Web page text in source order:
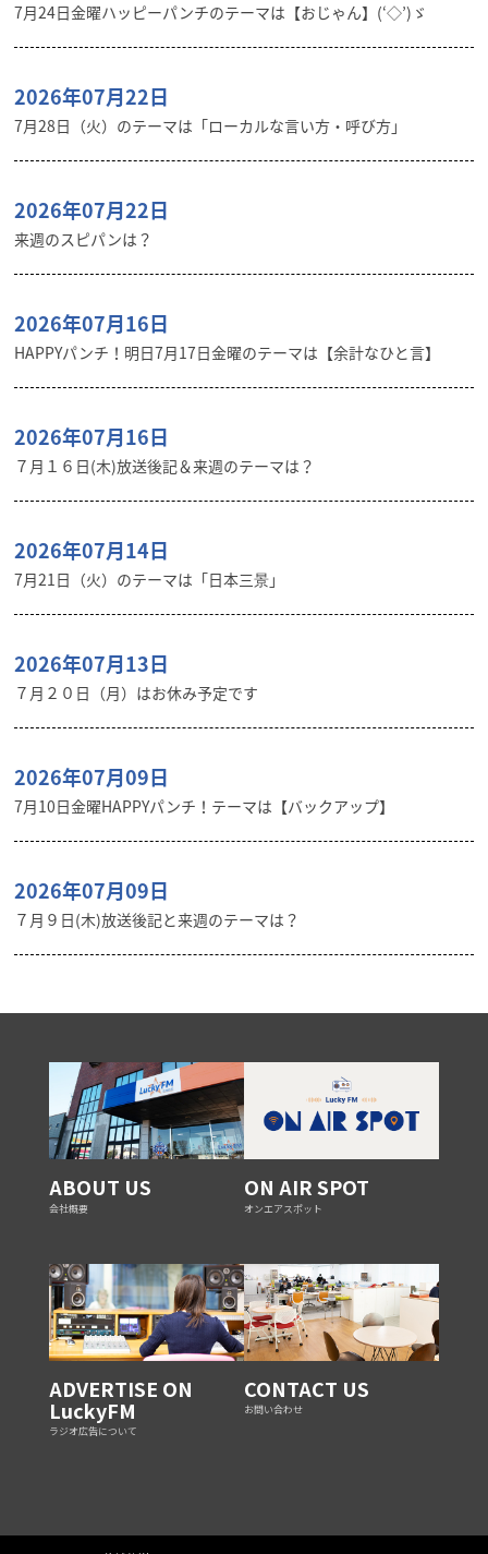
7月24日金曜ハッピーパンチのテーマは【おじゃん】(‘◇’)ゞ
2026年07月22日
7月28日（火）のテーマは「ローカルな言い方・呼び方」
2026年07月22日
来週のスピパンは？
2026年07月16日
HAPPYパンチ！明日7月17日金曜のテーマは【余計なひと言】
2026年07月16日
７月１６日(木)放送後記＆来週のテーマは？
2026年07月14日
7月21日（火）のテーマは「日本三景」
2026年07月13日
７月２０日（月）はお休み予定です
2026年07月09日
7月10日金曜HAPPYパンチ！テーマは【バックアップ】
2026年07月09日
７月９日(木)放送後記と来週のテーマは？
ABOUT US
会社概要
ON AIR SPOT
オンエアスポット
ADVERTISE ON
LuckyFM
ラジオ広告について
CONTACT US
お問い合わせ